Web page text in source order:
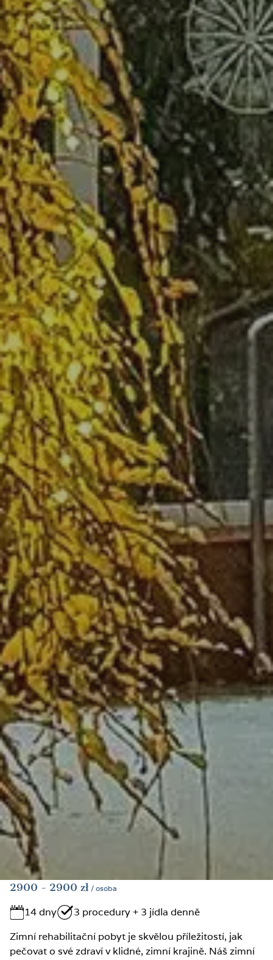
2900 - 2900 zł / osoba
14 dny
3 procedury + 3 jídla denně
Zimní rehabilitační pobyt je skvělou příležitostí, jak
pečovat o své zdraví v klidné, zimní krajině. Náš zimní